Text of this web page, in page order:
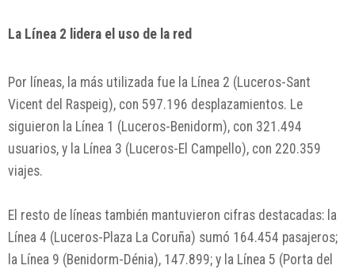
La Línea 2 lidera el uso de la red
Por líneas, la más utilizada fue la Línea 2 (Luceros-Sant
Vicent del Raspeig), con 597.196 desplazamientos. Le
siguieron la Línea 1 (Luceros-Benidorm), con 321.494
usuarios, y la Línea 3 (Luceros-El Campello), con 220.359
viajes.
El resto de líneas también mantuvieron cifras destacadas: la
Línea 4 (Luceros-Plaza La Coruña) sumó 164.454 pasajeros;
la Línea 9 (Benidorm-Dénia), 147.899; y la Línea 5 (Porta del